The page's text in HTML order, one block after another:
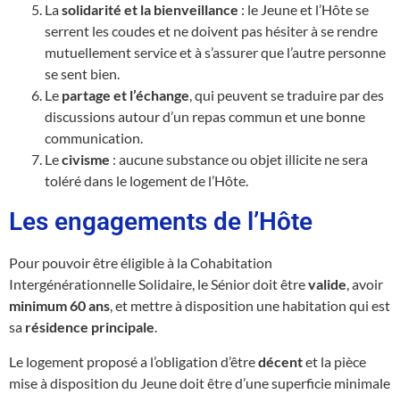
Lasolidarité et la bienveillance : le Jeune et l’Hôte se
serrent les coudes et ne doivent pas hésiter à se rendre
mutuellement service et à s’assurer que l’autre personne
se sent bien.
Le partage et l’échange, qui peuvent se traduire par des
discussions autour d’un repas commun et une bonne
communication.
Lecivisme : aucune substance ou objet illicite ne sera
toléré dans le logement de l’Hôte.
Les engagements de l’Hôte
Pour pouvoir être éligible à la Cohabitation
Intergénérationnelle Solidaire, le Sénior doit êtrevalide, avoir
minimum 60 ans, et mettre à disposition une habitation qui est
sa résidence principale.
Le logement proposé a l’obligation d’êtredécentet la pièce
mise à disposition du Jeune doit être d’une superficie minimale